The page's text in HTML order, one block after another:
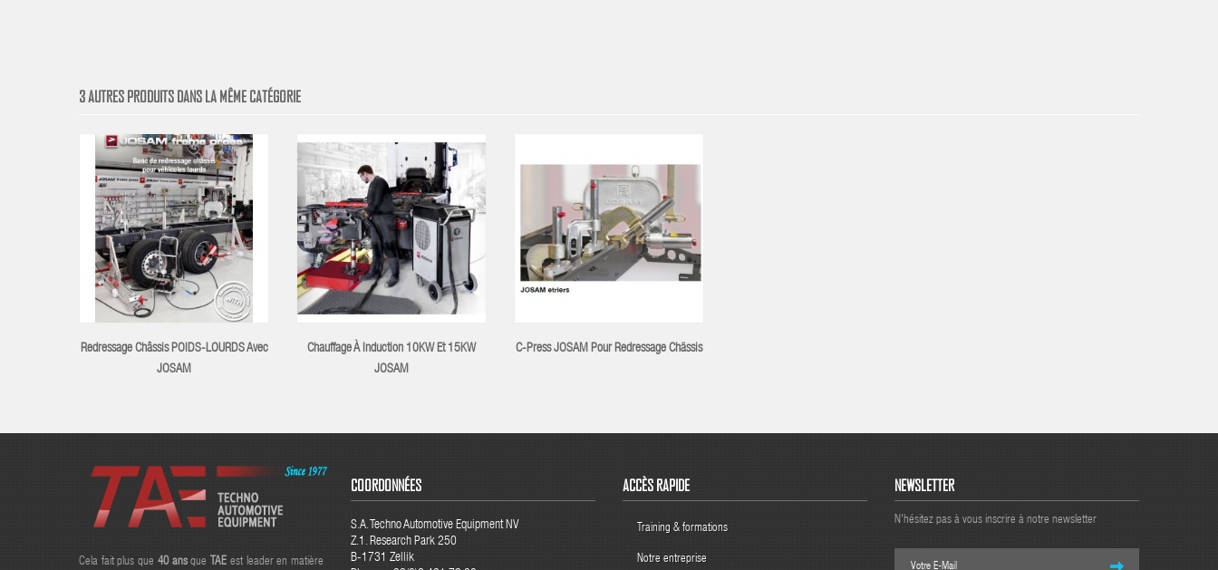
3 AUTRES PRODUITS DANS LA MÊME CATÉGORIE
Redressage Châssis POIDS-LOURDS Avec
JOSAM
Chauffage À Induction 10KW Et 15KW
JOSAM
C-Press JOSAM Pour Redressage Chässis
Cela fait plus que 40ansque TAE est leader en matière
COORDONNÉES
S.A. Techno Automotive Equipment NV
Z.1. Research Park 250
B-1731 Zellik
ACCÈS RAPIDE
Training & formations
Notre entreprise
NEWSLETTER
N'hésitez pas à vous inscrire à notre newsletter